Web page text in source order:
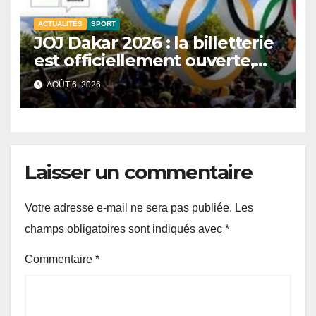
ACTUALITÉS SPORT
JOJ Dakar 2026 : la billetterie
est officiellement ouverte,
près d’un million de tickets
disponibles.
AOÛT 6, 2026
Laisser un commentaire
Votre adresse e-mail ne sera pas publiée. Les
champs obligatoires sont indiqués avec *
Commentaire *